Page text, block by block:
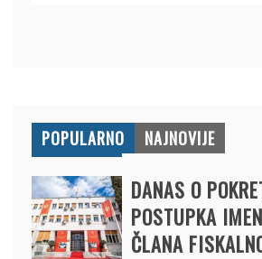
POPULARNO NAJNOVIJE
DANAS O
POSTUPKA
ČLANA